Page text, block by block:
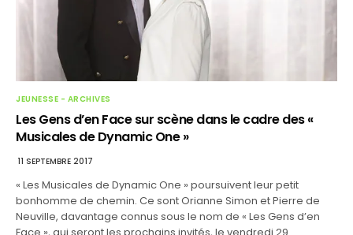
JEUNESSE - ARCHIVES
Les Gens d’en Face sur scène dans le cadre des «
Musicales de Dynamic One »
11 SEPTEMBRE 2017
« Les Musicales de Dynamic One » poursuivent leur petit
bonhomme de chemin. Ce sont Orianne Simon et Pierre de
Neuville, davantage connus sous le nom de « Les Gens d’en